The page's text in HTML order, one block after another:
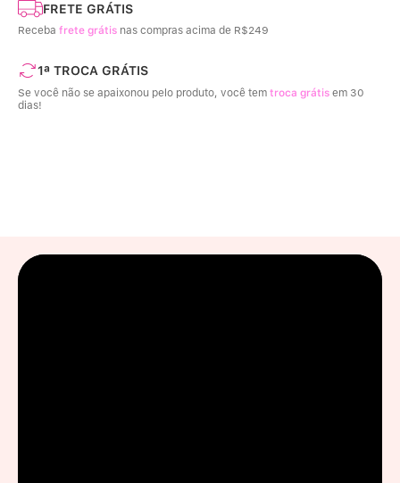
FRETE GRÁTIS
Receba frete grátis nas compras acima de R$249
1ª TROCA GRÁTIS
Se você não se apaixonou pelo produto, você tem troca grátis em 30
dias!